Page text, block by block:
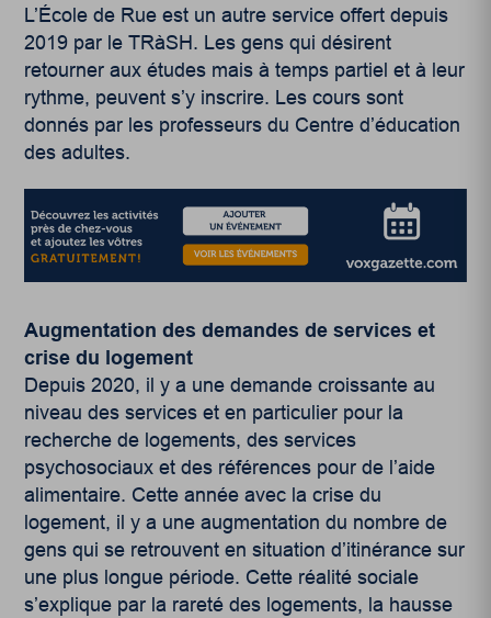
L’École de Rue est un autre service offert depuis
2019 par le TRàSH. Les gens qui désirent
retourner aux études mais à temps partiel et à leur
rythme, peuvent s’y inscrire. Les cours sont
donnés par les professeurs du Centre d’éducation
des adultes.
Augmentation des demandes de services et
crise du logement
Depuis 2020, il y a une demande croissante au
niveau des services et en particulier pour la
recherche de logements, des services
psychosociaux et des références pour de l’aide
alimentaire. Cette année avec la crise du
logement, il y a une augmentation du nombre de
gens qui se retrouvent en situation d’itinérance sur
une plus longue période. Cette réalité sociale
s’explique par la rareté des logements, la hausse